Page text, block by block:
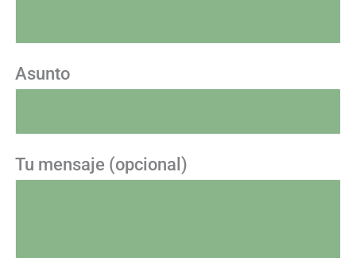
Asunto
Tu mensaje (opcional)